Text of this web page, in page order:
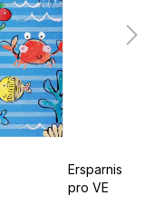
Ersparnis
pro VE